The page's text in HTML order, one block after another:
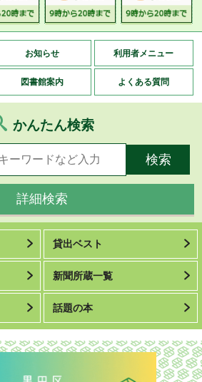
お知らせ 利用者メニュー
図書館案内 よくある質問
かんたん検索
詳細検索
貸出ベスト
新聞所蔵一覧
話題の本